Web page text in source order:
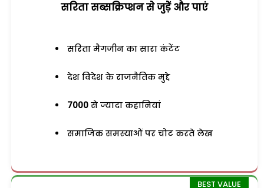
सरिता सब्सक्रिप्शन से जुड़ेें और पाएं
सरिता मैगजीन का सारा कंटेंट
देश विदेश के राजनैतिक मुद्दे
7000 से ज्यादा कहानियां
समाजिक समस्याओं पर चोट करते लेख